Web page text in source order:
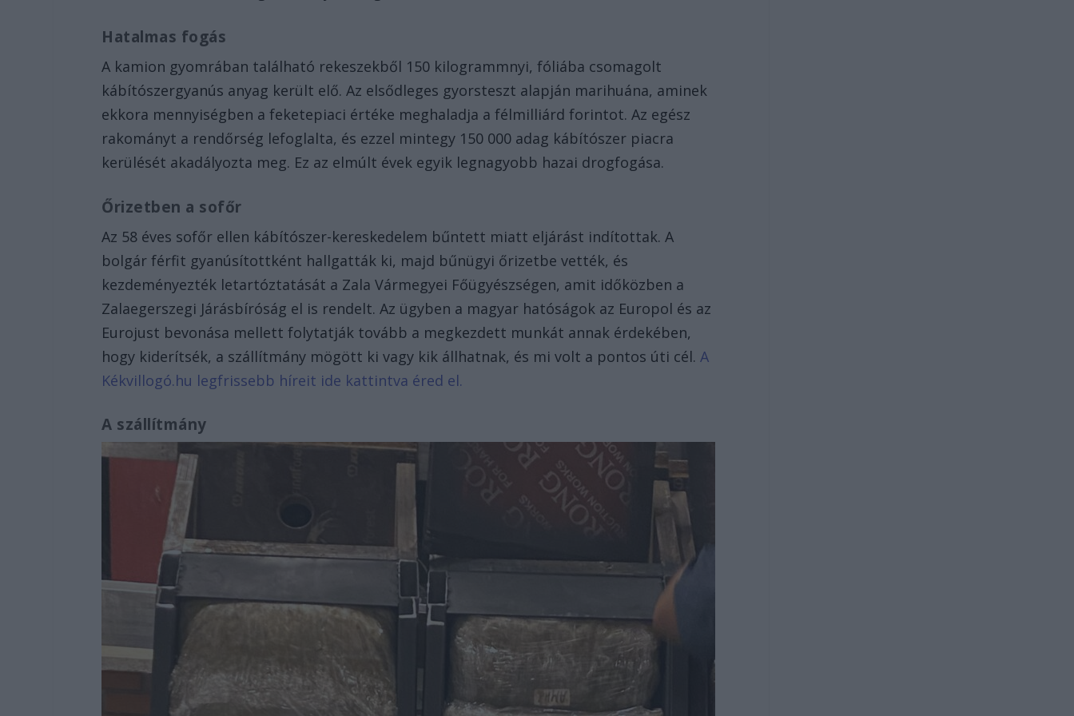
Hatalmas fogás
A kamion gyomrában található rekeszekből 150 kilogrammnyi, fóliába csomagolt
kábítószergyanús anyag került elő. Az elsődleges gyorsteszt alapján marihuána, aminek
ekkora mennyiségben a feketepiaci értéke meghaladja a félmilliárd forintot. Az egész
rakományt a rendőrség lefoglalta, és ezzel mintegy 150 000 adag kábítószer piacra
kerülését akadályozta meg. Ez az elmúlt évek egyik legnagyobb hazai drogfogása.
Őrizetben a sofőr
Az 58 éves sofőr ellen kábítószer-kereskedelem bűntett miatt eljárást indítottak. A
bolgár férfit gyanúsítottként hallgatták ki, majd bűnügyi őrizetbe vették, és
kezdeményezték letartóztatását a Zala Vármegyei Főügyészségen, amit időközben a
Zalaegerszegi Járásbíróság el is rendelt. Az ügyben a magyar hatóságok az Europol és az
Eurojust bevonása mellett folytatják tovább a megkezdett munkát annak érdekében,
hogy kiderítsék, a szállítmány mögött ki vagy kik állhatnak, és mi volt a pontos úti cél. A
Kékvillogó.hu legfrissebb híreit ide kattintva éred el.
A szállítmány